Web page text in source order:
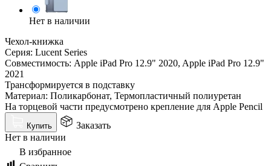
Нет в наличии
Чехол-книжка
Серия: Lucent Series
Совместимость: Apple iPad Pro 12.9" 2020, Apple iPad Pro 12.9"
2021
Трансформируется в подставку
Материал: Поликарбонат, Термопластичный полиуретан
На торцевой части предусмотрено крепление для Apple Pencil
Купить
Заказать
Нет в наличии
В избранное